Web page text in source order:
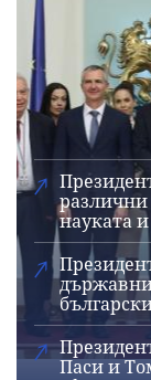
науката
Паси и